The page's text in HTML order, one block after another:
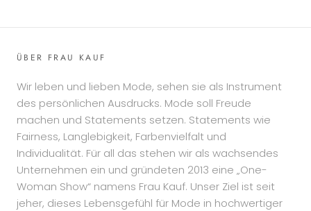
ÜBER FRAU KAUF
Wir leben und lieben Mode, sehen sie als Instrument
des persönlichen Ausdrucks. Mode soll Freude
machen und Statements setzen. Statements wie
Fairness, Langlebigkeit, Farbenvielfalt und
Individualität. Für all das stehen wir als wachsendes
Unternehmen ein und gründeten 2013 eine „One-
Woman Show“ namens Frau Kauf. Unser Ziel ist seit
jeher, dieses Lebensgefühl für Mode in hochwertiger